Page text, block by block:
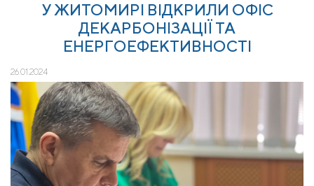
У ЖИТОМИРІ ВІДКРИЛИ ОФІС
ДЕКАРБОНІЗАЦІЇ ТА
ЕНЕРГОЕФЕКТИВНОСТІ
26.01.2024